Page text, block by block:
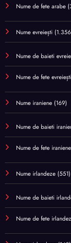
Nume de fete arabe
Nume evreiești
Nume de baieti
Nume de fete evreiești
Nume iraniene (169)
Nume de baieti
Nume de fete iraniene
Nume irlandeze (551)
Nume de baieti
Nume de fete